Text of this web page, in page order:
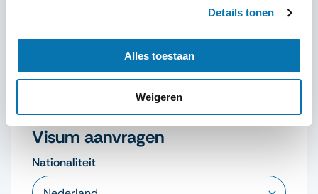
Details tonen
Alles toestaan
Weigeren
Zodra u bovengenoemde procedure heeft doorlopen,
kunt u Shanghai in gaan en indien gewenst op de 2e dag
doorreizen naar een andere stad.
Visum aanvragen
Nationaliteit